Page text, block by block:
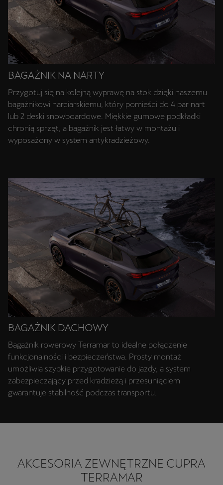
BAGAŻNIK NA NARTY
Przygotuj się na kolejną wyprawę na stok dzięki naszemu
bagażnikowi narciarskiemu, który pomieści do 4 par nart
lub 2 deski snowboardowe. Miękkie gumowe podkładki
chronią sprzęt, a bagażnik jest łatwy w montażu i
wyposażony w system antykradzieżowy.
BAGAŻNIK DACHOWY
Bagażnik rowerowy Terramar to idealne połączenie
funkcjonalności i bezpieczeństwa. Prosty montaż
umożliwia szybkie przygotowanie do jazdy, a system
zabezpieczający przed kradzieżą i przesunięciem
gwarantuje stabilność podczas transportu.
AKCESORIA ZEWNĘTRZNE CUPRA
TERRAMAR